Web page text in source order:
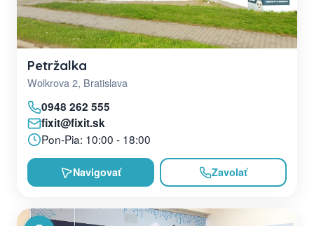
Petržalka
Wolkrova 2, Bratislava
0948 262 555
fixit@fixit.sk
Pon-Pia: 10:00 - 18:00
Navigovať Zavolať